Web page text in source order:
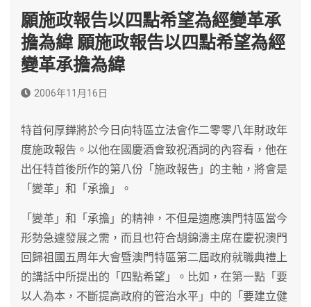
願施政報告以四點希望為經變革承
擔為緯 願施政報告以四點希望為經
變革承擔為緯
2006年11月16日
特首何厚鏵將於今日向特區立法會作二零零八年財政年
度施政報告。以他在國慶酒會致祝酒詞的內容看，他在
出任特首後所作的第八份「施政報告」的主軸，將會是
「變革」和「承擔」。
「變革」和「承擔」的精神，不但是適應澳門特區當今
形勢急遽發展之需，而且也符合胡錦濤主席在慶祝澳門
回歸祖國五周年大會暨澳門特區第二屆政府就職典禮上
的講話中所提出的「四點希望」。比如，在第一點「要
以人為本，不斷提高政府的管治水平」中的「要建立健